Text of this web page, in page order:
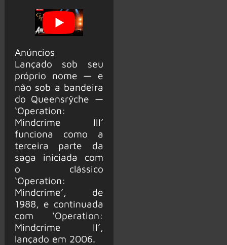
Anúncios
Lançado sob seu
próprio nome — e
não sob a bandeira
do Queensrÿche —
‘Operation:
Mindcrime III’
funciona como a
terceira parte da
saga iniciada com
o clássico
‘Operation:
Mindcrime’, de
1988, e continuada
com ‘Operation:
Mindcrime II’,
lançado em 2006.